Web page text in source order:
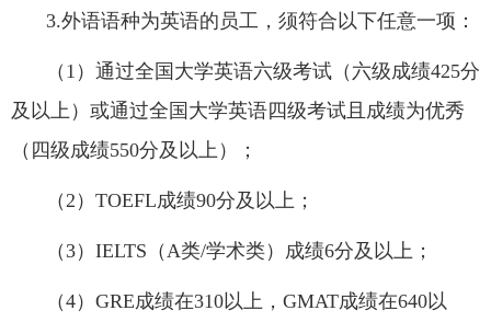
3.外语语种为英语的员工，须符合以下任意一项：
（ 1 ）通过全国大学英语六级考试（六级成绩425分
及以上）或通过全国大学英语四级考试且成绩为优秀
（四级成绩550分及以上）；
（2 ） TOEFL成绩90分及以上；
（3） IELTS （A类/学术类）成绩6分及以上；
（4） GRE成绩在310以上， GMAT成绩在640以